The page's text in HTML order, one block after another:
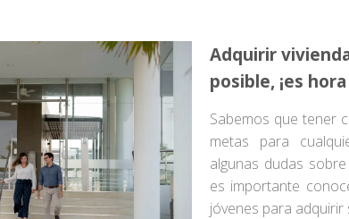
Adquirir
posible, ¡es
Sabemos que tener
metas para
algunas dudas
es importante
jóvenes para